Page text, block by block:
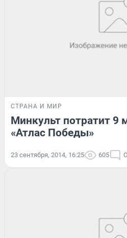
СТРАНА И МИР
Минкульт потратит 9
«Атлас Победы»
23 сентября, 2014, 16:25 605